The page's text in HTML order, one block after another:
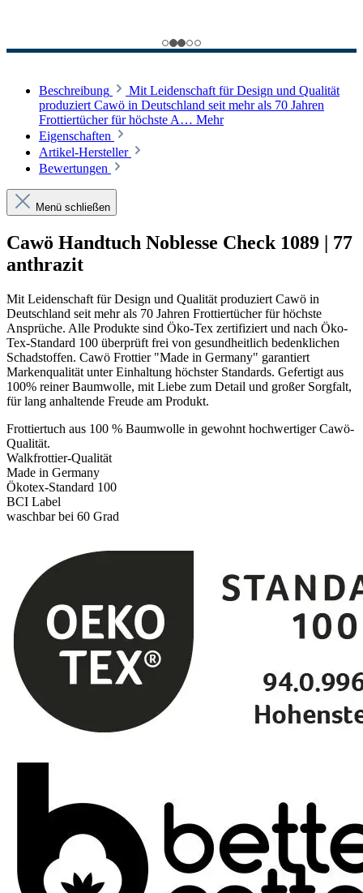
Beschreibung
Mit Leidenschaft für Design und Qualität
produziert Cawö in Deutschland seit mehr als 70 Jahren
Frottiertücher für höchste A… Mehr
Eigenschaften
Artikel-Hersteller
Bewertungen
Menü schließen
Cawö Handtuch Noblesse Check 1089 | 77
anthrazit
Mit Leidenschaft für Design und Qualität produziert Cawö in
Deutschland seit mehr als 70 Jahren Frottiertücher für höchste
Ansprüche. Alle Produkte sind Öko-Tex zertifiziert und nach Öko-
Tex-Standard 100 überprüft frei von gesundheitlich bedenklichen
Schadstoffen. Cawö Frottier "Made in Germany" garantiert
Markenqualität unter Einhaltung höchster Standards. Gefertigt aus
100% reiner Baumwolle, mit Liebe zum Detail und großer Sorgfalt,
für lang anhaltende Freude am Produkt.
Frottiertuch aus 100 % Baumwolle in gewohnt hochwertiger Cawö-
Qualität.
Walkfrottier-Qualität
Made in Germany
Ökotex-Standard 100
BCI Label
waschbar bei 60 Grad